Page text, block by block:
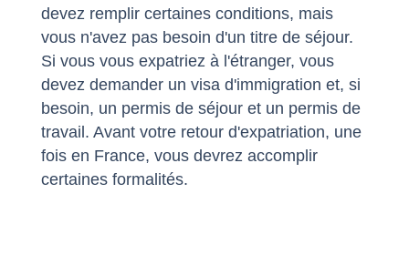
devez remplir certaines conditions, mais
vous n'avez pas besoin d'un titre de séjour.
Si vous vous expatriez à l'étranger, vous
devez demander un visa d'immigration et, si
besoin, un permis de séjour et un permis de
travail. Avant votre retour d'expatriation, une
fois en France, vous devrez accomplir
certaines formalités.